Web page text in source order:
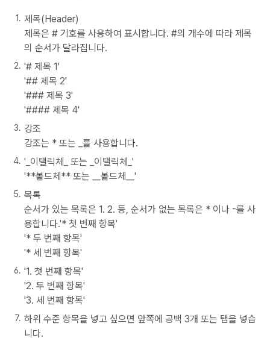
제목(Header)
제목은 # 기호를 사용하여 표시합니다. #의 개수에 따라 제목
의 순서가 달라집니다.
'# 제목 1'
'## 제목 2'
'### 제목 3'
'#### 제목 4'
강조
강조는 * 또는 _를 사용합니다.
'_이탤릭체_ 또는 _이탤릭체_'
'**볼드체** 또는 __볼드체__'
목록
순서가 있는 목록은 1. 2. 등, 순서가 없는 목록은 * 이나 -를 사
용합니다.'* 첫 번째 항목'
'* 두 번째 항목'
'* 세 번째 항목'
'1. 첫 번째 항목'
'2. 두 번째 항목'
'3. 세 번째 항목'
하위 수준 항목을 넣고 싶으면 앞쪽에 공백 3개 또는 탭을 넣습
니다.